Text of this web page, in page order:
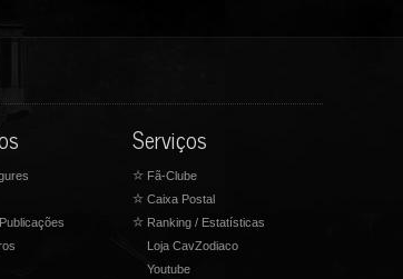
Serviços
☆ Fã-Clube
☆ Caixa Postal
☆ Ranking / Estatísticas
Loja CavZodiaco
Youtube